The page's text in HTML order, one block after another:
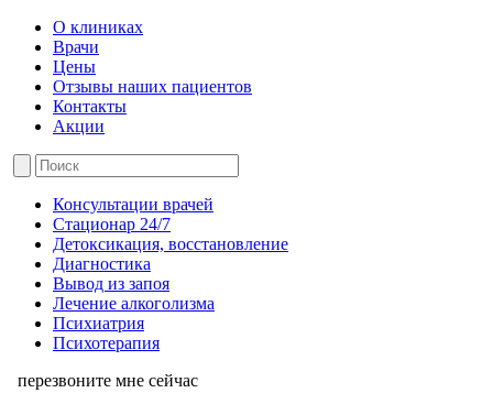
О клиниках
Врачи
Цены
Отзывы наших пациентов
Контакты
Акции
Консультации врачей
Стационар 24/7
Детоксикация, восстановление
Диагностика
Вывод из запоя
Лечение алкоголизма
Психиатрия
Психотерапия
перезвоните мне сейчас